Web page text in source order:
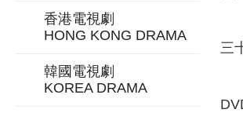
香港電視劇
HONG KONG DRAMA
韓國電視劇
KOREA DRAMA
三